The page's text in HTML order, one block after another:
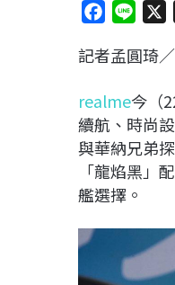
c
b
o
o
k
n
記者孟圓琦
realme今（
續航、時尚
與華納兄弟
「龍焰黑」
艦選擇。